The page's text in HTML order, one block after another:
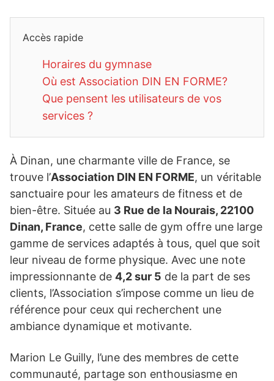
Accès rapide
Horaires du gymnase
Où est Association DIN EN FORME?
Que pensent les utilisateurs de vos
services ?
À Dinan, une charmante ville de France, se
trouve l’Association DIN EN FORME, un véritable
sanctuaire pour les amateurs de fitness et de
bien-être. Située au 3 Rue de la Nourais, 22100
Dinan, France, cette salle de gym offre une large
gamme de services adaptés à tous, quel que soit
leur niveau de forme physique. Avec une note
impressionnante de 4,2 sur 5 de la part de ses
clients, l’Association s’impose comme un lieu de
référence pour ceux qui recherchent une
ambiance dynamique et motivante.
Marion Le Guilly, l’une des membres de cette
communauté, partage son enthousiasme en